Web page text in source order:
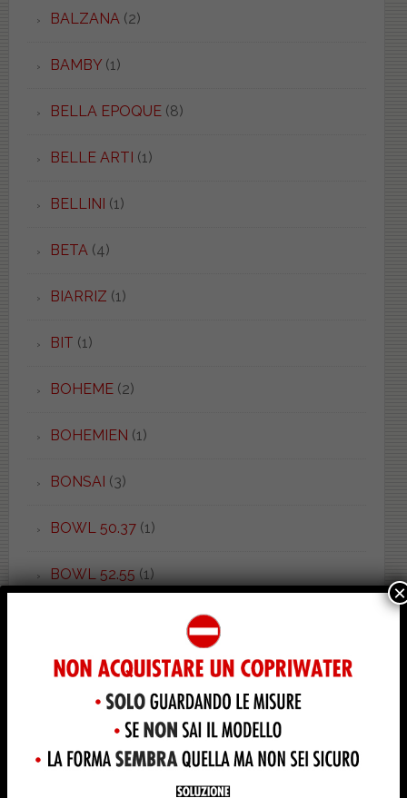
BALZANA (2)
BAMBY(1)
BELLA EPOQUE(8)
BELLE ARTI (1)
BELLINI (1)
BETA (4)
BIARRIZ (1)
BIT (1)
BOHEME(2)
BOHEMIEN (1)
BONSAI (3)
BOWL 50.37(1)
BOWL 52.55 (1)
BOWL+ 55.38 (2)
BOWL+ 62.38(1)
BRAVA(4)
×